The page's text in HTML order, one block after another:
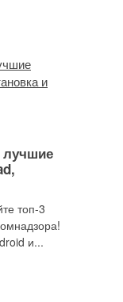
лучшие
топ-3
и...